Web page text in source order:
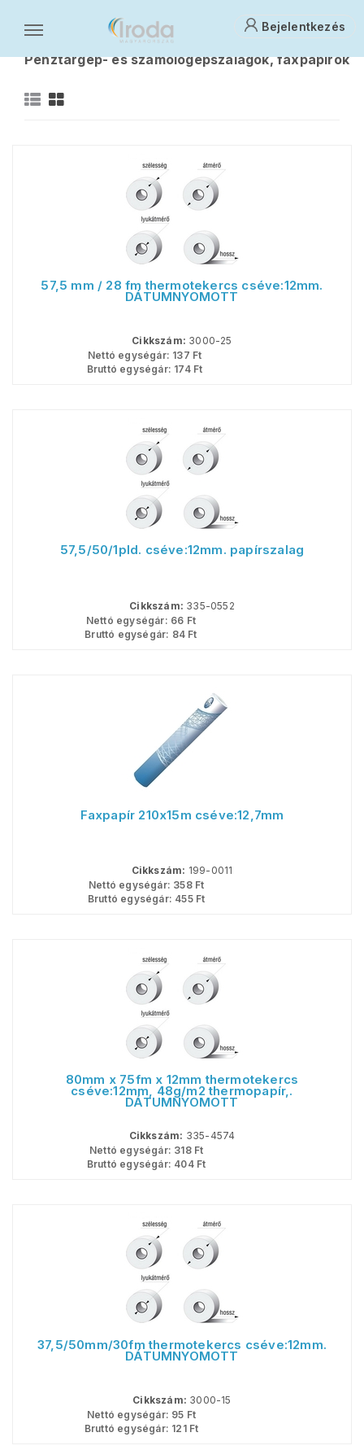
Bejelentkezés
Papíráruk
Pénztárgép- és számológépszalagok, faxpapírok
57,5 mm / 28 fm thermotekercs cséve:12mm.
DÁTUMNYOMOTT
Cikkszám: 3000-25
Nettó egységár: 137 Ft
Bruttó egységár: 174Ft
57,5/50/1pld. cséve:12mm. papírszalag
Cikkszám: 335-0552
Nettó egységár: 66 Ft
Bruttó egységár: 84 Ft
Faxpapír 210x15m cséve:12,7mm
Cikkszám: 199-0011
Nettó egységár: 358Ft
Bruttó egységár: 455Ft
80mm x 75fm x 12mm thermotekercs
cséve:12mm, 48g/m2 thermopapír,.
DÁTUMNYOMOTT
Cikkszám: 335-4574
Nettó egységár: 318Ft
Bruttó egységár: 404Ft
37,5/50mm/30fm thermotekercs cséve:12mm.
DÁTUMNYOMOTT
Cikkszám: 3000-15
Nettó egységár: 95 Ft
Bruttó egységár: 121Ft